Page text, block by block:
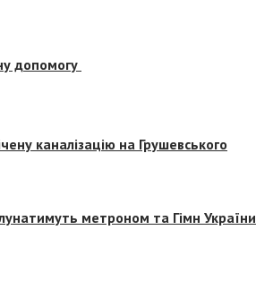
допомогу
каналізацію на Грушевського
метроном та Гімн України